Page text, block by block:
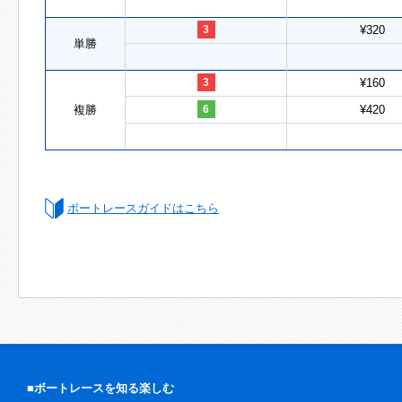
単勝
3 ¥320
複勝
3 ¥160
6 ¥420
ボートレースガイドはこちら
■ボートレースを知る楽しむ